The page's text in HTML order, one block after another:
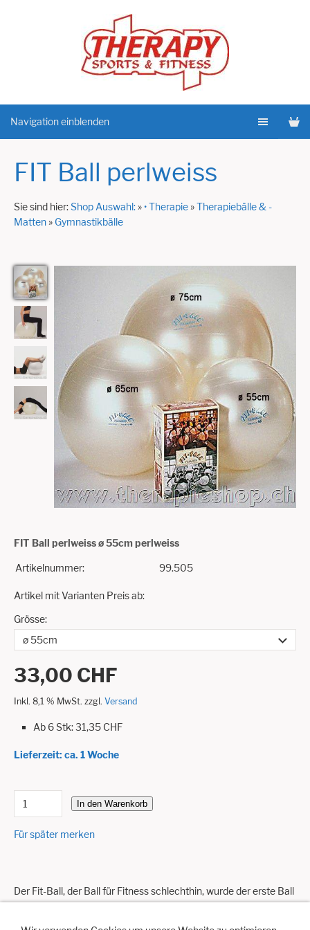
Navigation einblenden
FIT Ball perlweiss
Sie sind hier:Shop Auswahl:»• Therapie»Therapiebälle & -
Matten» Gymnastikbälle
FIT Ball perlweiss ø 55cm perlweiss
Artikelnummer: 99.505
Artikel mit Varianten Preis ab:
Grösse:
33,00 CHF
Inkl. 8,1 % MwSt. zzgl. Versand
Ab 6 Stk: 31,35 CHF
Lieferzeit: ca. 1 Woche
In den Warenkorb
Für später merken
Der Fit-Ball, der Ball für Fitness schlechthin, wurde der erste Ball